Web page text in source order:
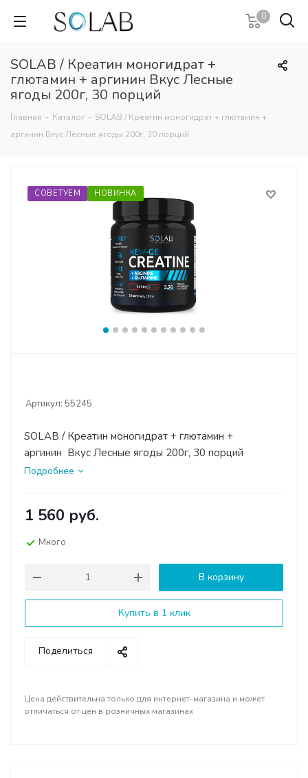
0
SOLAB / Креатин моногидрат +
глютамин + аргинин Вкус Лесные
ягоды 200г, 30 порций
Главная - Каталог - SOLAB / Креатин моногидрат + глютамин +
аргинин Вкус Лесные ягоды 200г, 30 порций
СОВЕТУЕМ НОВИНКА
Артикул: 55245
SOLAB / Креатин моногидрат + глютамин +
аргинин Вкус Лесные ягоды 200г, 30 порций
Подробнее
1 560 руб.
Много
В корзину
Купить в 1 клик
Поделиться
Цена действительна только для интернет-магазина и может
отличаться от цен в розничных магазинах